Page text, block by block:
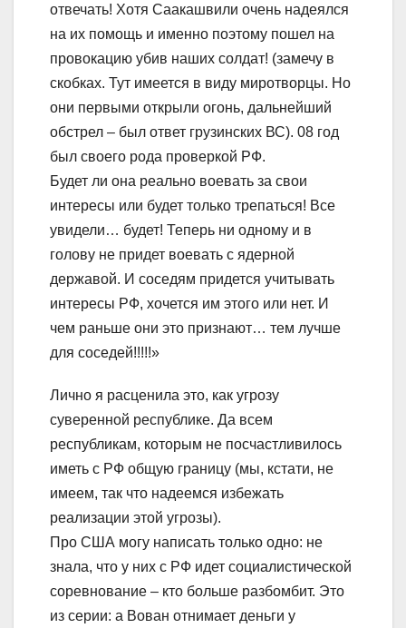
отвечать! Хотя Саакашвили очень надеялся
на их помощь и именно поэтому пошел на
провокацию убив наших солдат! (замечу в
скобках. Тут имеется в виду миротворцы. Но
они первыми открыли огонь, дальнейший
обстрел – был ответ грузинских ВС). 08 год
был своего рода проверкой РФ.
Будет ли она реально воевать за свои
интересы или будет только трепаться! Все
увидели… будет! Теперь ни одному и в
голову не придет воевать с ядерной
державой. И соседям придется учитывать
интересы РФ, хочется им этого или нет. И
чем раньше они это признают… тем лучше
для соседей!!!!!»
Лично я расценила это, как угрозу
суверенной республике. Да всем
республикам, которым не посчастливилось
иметь с РФ общую границу (мы, кстати, не
имеем, так что надеемся избежать
реализации этой угрозы).
Про США могу написать только одно: не
знала, что у них с РФ идет социалистической
соревнование – кто больше разбомбит. Это
из серии: а Вован отнимает деньги у